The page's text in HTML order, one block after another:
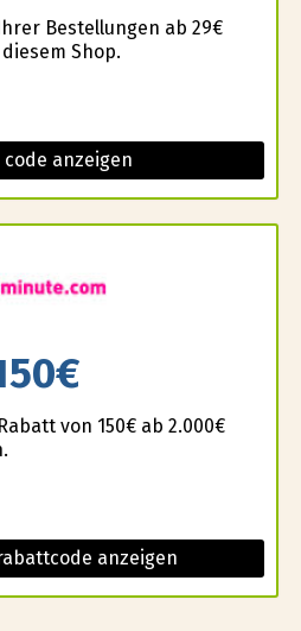
Bestellungen ab 29€
Shop.
code anzeigen
von 150€ ab 2.000€
anzeigen